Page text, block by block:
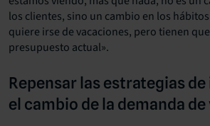
los clientes, sino un cambio en los
quiere irse de vacaciones, pero tienen
presupuesto actual».
Repensar las estrategias
el cambio de la demanda de